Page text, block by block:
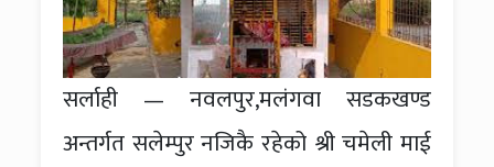
सर्लाही — नवलपुर,मलंगवा सडकखण्ड
अन्तर्गत सलेम्पुर नजिकै रहेको श्री चमेली माई